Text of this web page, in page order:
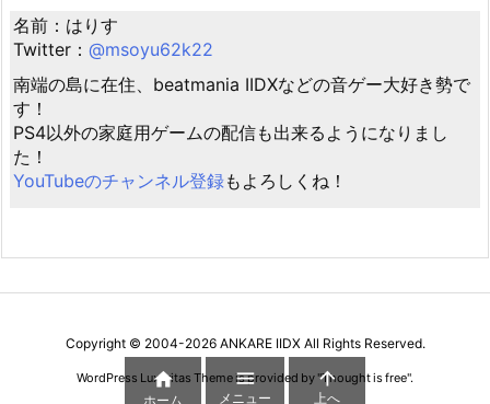
名前：はりす
Twitter： @msoyu62k22
南端の島に在住、beatmania IIDXなどの音ゲー大好き勢で
す！
PS4以外の家庭用ゲームの配信も出来るようになりまし
た！
YouTubeのチャンネル登録もよろしくね！
Copyright © 2004-2026 ANKARE IIDXAll Rights Reserved.
WordPress Luxeritas Theme is provided by "Thought is free".

ホーム

メニュー

上へ